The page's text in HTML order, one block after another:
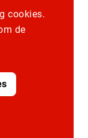
cookies.
de